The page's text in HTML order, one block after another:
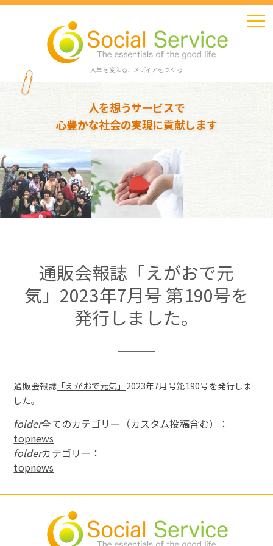
人生を変える、メディアをつくる
人を想うサービスで
心豊かな社会の実現に貢献します
通販会報誌「えがおで元
気」2023年7月号 第190号を
発行しました。
通販会報誌 「えがおで元気」 2023年7月号第190号を発行しま
した。
folder全てのカテゴリー（カスタム投稿含む）：
topnews
folderカテゴリー：
topnews